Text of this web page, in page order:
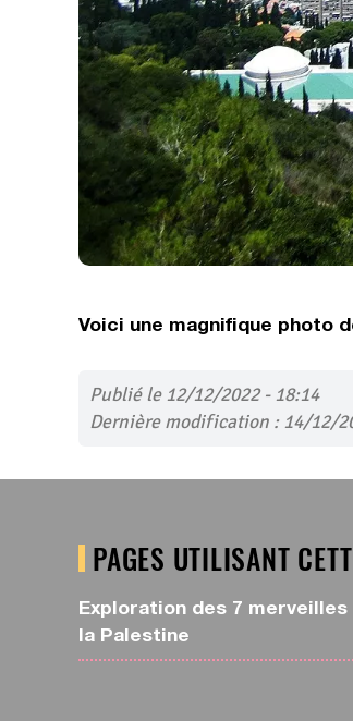
Voici une magnifique photo
Publié le 12/12/2022 - 18:14
Dernière modification : 14/12/
PAGES UTILISANT
Exploration des 7 merveilles
la Palestine